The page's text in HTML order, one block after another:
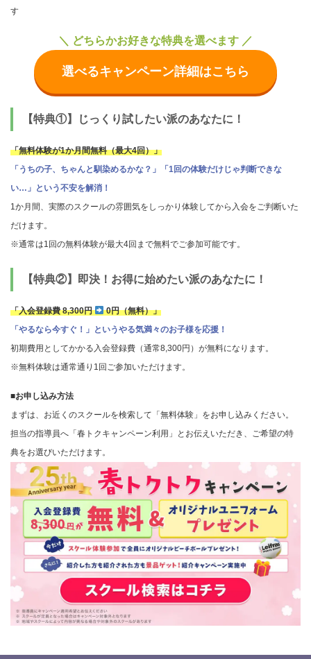
す
＼ どちらかお好きな特典を選べます ／
選べるキャンペーン詳細はこちら
【特典①】じっくり試したい派のあなたに！
「無料体験が1か月間無料（最大4回）」
「うちの子、ちゃんと馴染めるかな？」「1回の体験だけじゃ判断できな
い…」という不安を解消！
1か月間、実際のスクールの雰囲気をしっかり体験してから入会をご判断いた
だけます。
※通常は1回の無料体験が最大4回まで無料でご参加可能です。
【特典②】即決！お得に始めたい派のあなたに！
「入会登録費 8,300円
0円（無料）」
「やるなら今すぐ！」というやる気満々のお子様を応援！
初期費用としてかかる入会登録費（通常8,300円）が無料になります。
※無料体験は通常通り1回ご参加いただけます。
■お申し込み方法
まずは、お近くのスクールを検索して「無料体験」をお申し込みください。
担当の指導員へ「春トクキャンペーン利用」とお伝えいただき、ご希望の特
典をお選びいただけます。